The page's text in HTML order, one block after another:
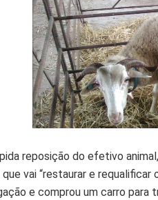
reposição do efetivo
vai “restaurar e
e comprou um carro para